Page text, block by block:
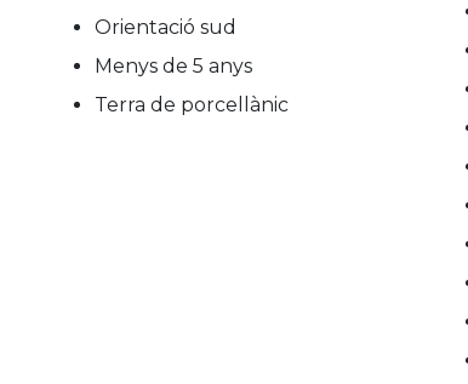
Orientació sud
Menys de 5 anys
Terra de porcellànic